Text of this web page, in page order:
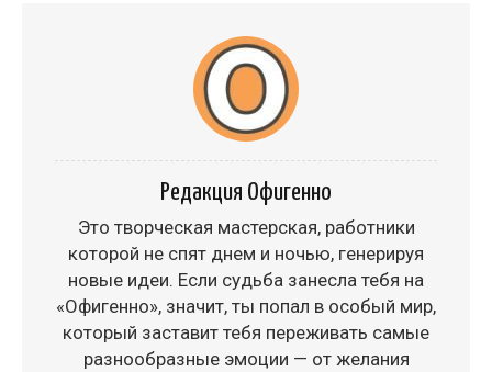
Редакция Офигенно
Это творческая мастерская, работники
которой не спят днем и ночью, генерируя
новые идеи. Если судьба занесла тебя на
«Офигенно», значит, ты попал в особый мир,
который заставит тебя переживать самые
разнообразные эмоции — от желания